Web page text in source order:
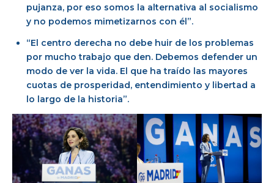
pujanza, por eso somos la alternativa al socialismo
y no podemos mimetizarnos con él”.
“El centro derecha no debe huir de los problemas
por mucho trabajo que den. Debemos defender un
modo de ver la vida. El que ha traído las mayores
cuotas de prosperidad, entendimiento y libertad a
lo largo de la historia”.